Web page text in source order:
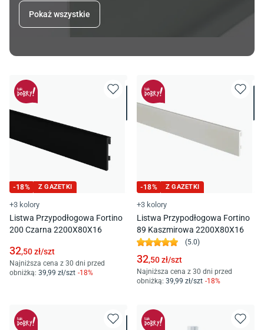
Pokaż wszystkie
-18% Z GAZETKI
+3 kolory
Listwa Przypodłogowa Fortino
200 Czarna 2200X80X16
32,50zł/szt
Najniższa cena z 30 dni przed
obniżką: 39 ,99 zł/szt -18%
-18% Z GAZETKI
+3 kolory
Listwa Przypodłogowa Fortino
89 Kaszmirowa 2200X80X16
(5.0)
32,50zł/szt
Najniższa cena z 30 dni przed
obniżką: 39 ,99 zł/szt -18%